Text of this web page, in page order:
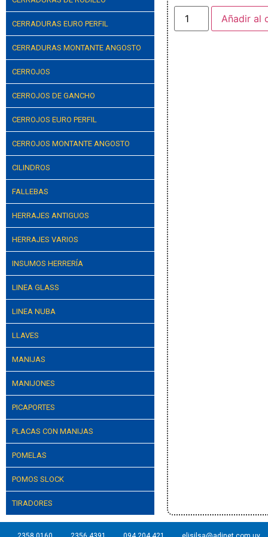
CERRADURAS EURO PERFIL
CERRADURAS MONTANTE ANGOSTO
CERROJOS
CERROJOS DE GANCHO
CERROJOS EURO PERFIL
CERROJOS MONTANTE ANGOSTO
CILINDROS
FALLEBAS
HERRAJES ANTIGUOS
HERRAJES VARIOS
INSUMOS HERRERÍA
LINEA GLASS
LINEA NUBA
LLAVES
MANIJAS
MANIJONES
PICAPORTES
PLACAS CON MANIJAS
POMELAS
POMOS SLOCK
TIRADORES
Añadir al